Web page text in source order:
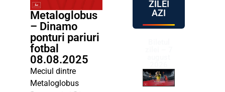
Metaloglobus
– Dinamo
ponturi pariuri
fotbal
08.08.2025
Meciul dintre
Metaloglobus
ZILEI
AZI